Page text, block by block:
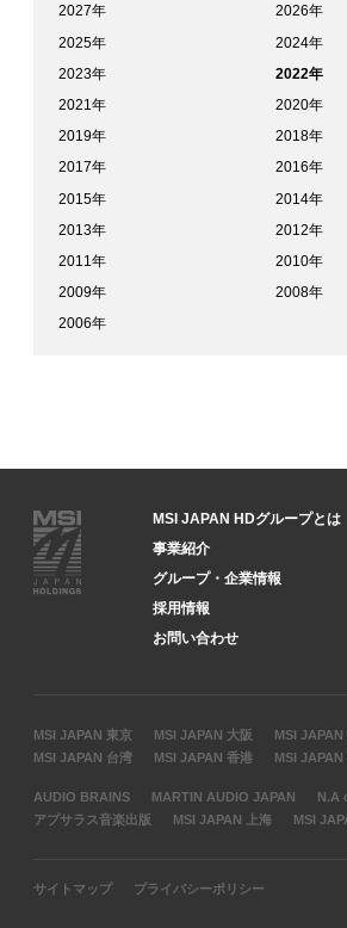
2027年
2026年
2025年
2024年
2023年
2022年
2021年
2020年
2019年
2018年
2017年
2016年
2015年
2014年
2013年
2012年
2011年
2010年
2009年
2008年
2006年
MSI JAPAN HDグループとは
事業紹介
グループ・企業情報
採用情報
お問い合わせ
MSI JAPAN 東京 MSI JAPAN 大阪
MSI
MSI JAPAN 台湾
MSI JAPAN 香港 MSI JAPAN
AUDIO BRAINS MARTIN AUDIO JAPAN
N.A
アプサラス音楽出版
MSI JAPAN 上海 MSI
サイトマップ プライバシーポリシー